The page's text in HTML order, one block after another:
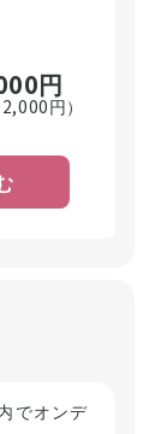
円
円）
でオンデ